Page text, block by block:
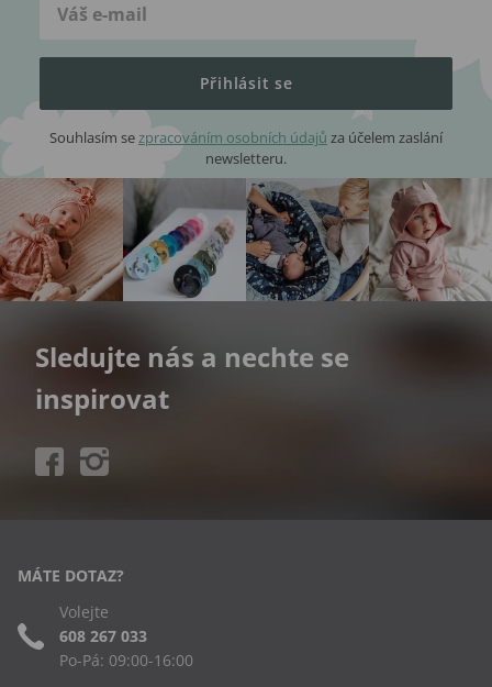
Přihlásit se
Souhlasím sezpracováním osobních údajů za účelem zaslání
newsletteru.
Sledujte nás a nechte se
inspirovat
MÁTE DOTAZ?
Volejte
608 267 033
Po-Pá: 09:00-16:00